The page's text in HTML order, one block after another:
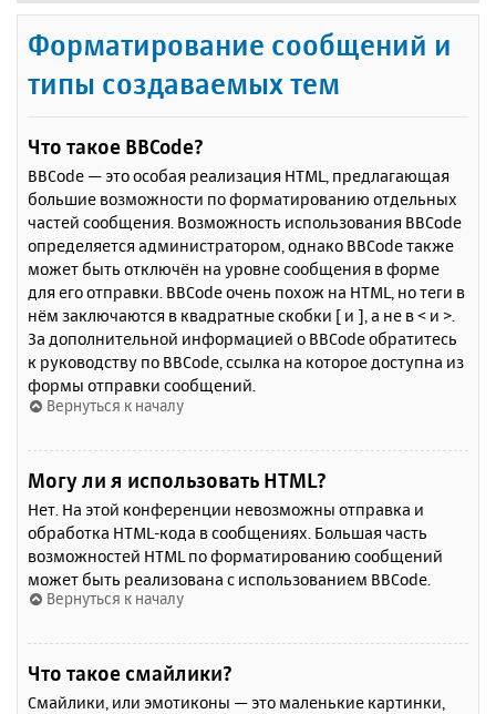
Форматирование сообщений и
типы создаваемых тем
Что такое BBCode?
BBCode — это особая реализация HTML, предлагающая
большие возможности по форматированию отдельных
частей сообщения. Возможность использования BBCode
определяется администратором, однако BBCode также
может быть отключён на уровне сообщения в форме
для его отправки. BBCode очень похож на HTML, но теги в
нём заключаются в квадратные скобки [ и ], а не в < и >.
За дополнительной информацией о BBCode обратитесь
к руководству по BBCode, ссылка на которое доступна из
формы отправки сообщений.
Вернуться к началу
Могу ли я использовать HTML?
Нет. На этой конференции невозможны отправка и
обработка HTML-кода в сообщениях. Большая часть
возможностей HTML по форматированию сообщений
может быть реализована с использованием BBCode.
Вернуться к началу
Что такое смайлики?
Смайлики, или эмотиконы — это маленькие картинки,